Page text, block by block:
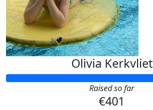
Olivia Kerkvliet
Raised so far
€401